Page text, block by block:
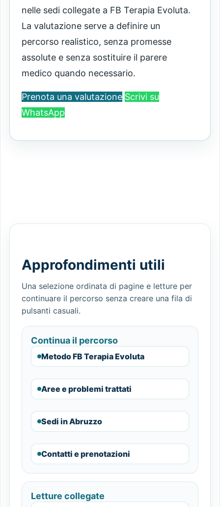
nelle sedi collegate a FB Terapia Evoluta.
La valutazione serve a definire un
percorso realistico, senza promesse
assolute e senza sostituire il parere
medico quando necessario.
Prenota una valutazione Scrivi su
WhatsApp
Approfondimenti utili
Una selezione ordinata di pagine e letture per
continuare il percorso senza creare una fila di
pulsanti casuali.
Continua il percorso
Metodo FB Terapia Evoluta
Aree e problemi trattati
Sedi in Abruzzo
Contatti e prenotazioni
Letture collegate